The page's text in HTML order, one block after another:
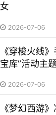
女
2026-07-06
《穿梭火线
宝库”活动主
2026-07-06
《梦幻西游